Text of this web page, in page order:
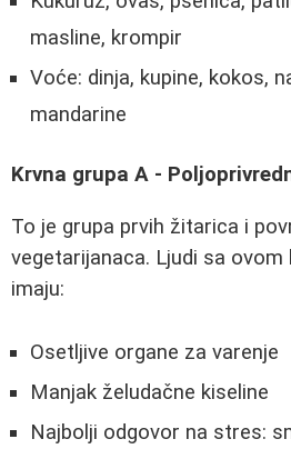
masline, krompir
Voće: dinja, kupine, kokos,
mandarine
Krvna grupa A -
To je grupa prvih žitarica i
vegetarijanaca. Ljudi sa
imaju:
Osetljive organe za varenje
Manjak želudačne kiseline
Najbolji odgovor na stres: